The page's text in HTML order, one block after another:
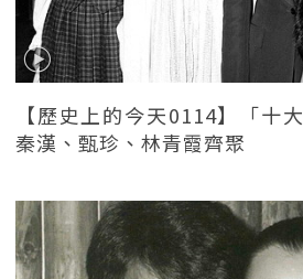
【歷史上的今天0114】「十
秦漢、甄珍、林青霞齊聚